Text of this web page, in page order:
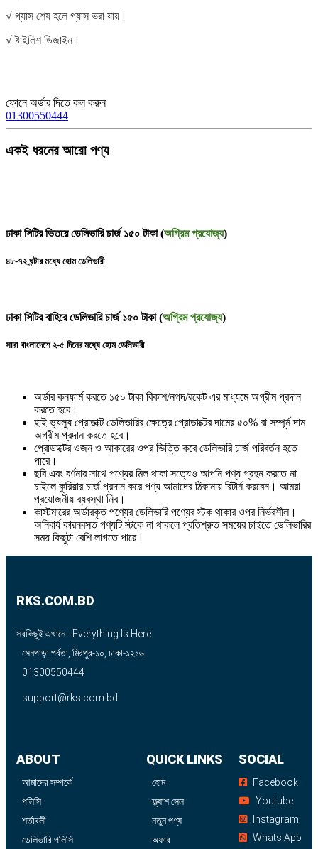
√ গ্যাস শেষ হলে গ্যাস ভরা যায়।
√ ষ্টাইলিশ ডিজাইন।
ফোনে অর্ডার দিতে কল করুন
01300550444
একই ধরনের আরো পণ্য
ঢাকা সিটির ভিতরে ডেলিভারি চার্জ ১৫০ টাকা (অগ্রিম প্রযোজ্য)
৪৮-৭২ ঘন্টার মধ্যে হোম ডেলিভারী
ঢাকা সিটির বাহিরে ডেলিভারি চার্জ ১৫০ টাকা (অগ্রিম প্রযোজ্য)
সারা বাংলাদেশে ২-৫ দিনের মধ্যে হোম ডেলিভারী
অর্ডার কনফার্ম করতে ১৫০ টাকা বিকাশ/নগদ/রকেট এর মাধ্যমে অগ্রীম প্রদান
করতে হবে।
হাই ভ্যল্যু প্রোডাক্ট ডেলিভারির ক্ষেত্রে প্রোডাক্টের দামের ৫০% বা সম্পূর্ন দাম
অগ্রীম প্রদান করতে হবে।
প্রোডাক্টের ওজন ও আকারের ওপর ভিত্তি করে ডেলিভারি চার্জ পরিবর্তন হতে
পারে।
ছবি এবং বর্ণনার সাথে পণ্যের মিল থাকা সত্যেও আপনি পণ্য গ্রহন করতে না
চাইলে কুরিয়ার চার্জ প্রদান করে পণ্য আমাদের ঠিকানায় রিটার্ন করবেন। আমরা
প্রয়োজনীয় ব্যবস্থা নিব।
কাস্টমারের অর্ডারকৃত পণ্যের ডেলিভারি পণ্যের স্টক থাকার ওপর নির্ভরশীল।
অনিবার্য কারনবসত পণ্যটি স্টকে না থাকলে প্রতিশ্রুত সময়ের চাইতে ডেলিভারির
সময় কিছুটা বেশি লাগতে পারে।
RKS.COM.BD
সবকিছুই এখানে - Everything Is Here
সেনপাড়া পর্বতা, মিরপুর-১০, ঢাকা-১২১৬
01300550444
support@rks.com.bd
ABOUT
আমাদের সম্পর্কে
পলিসি
শর্তাবলী
ডেলিভারি পলিসি
QUICK LINKS
হোম
ফ্ল্যাশ সেল
নতুন পণ্য
অফার
SOCIAL
Facebook
Youtube
Instagram
Whats App